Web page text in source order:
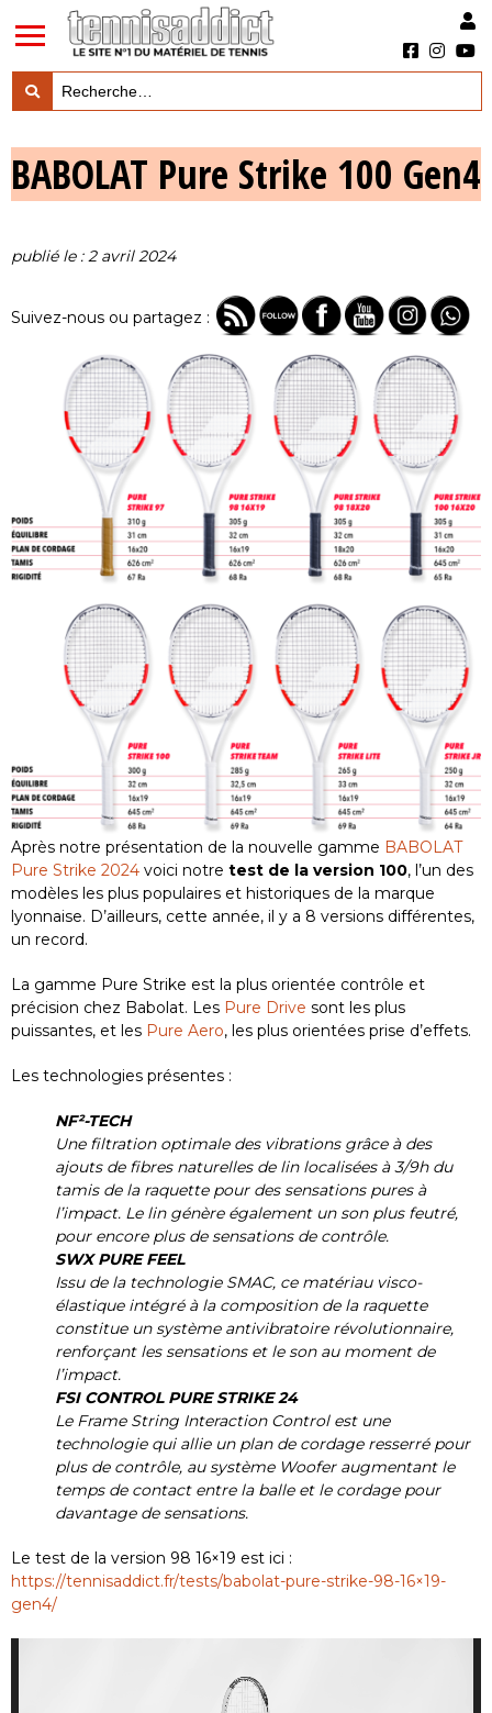
LES ACTUS MARQUES & PRODUITS 
LES GUIDES DU MATERIEL
BABOLAT Pure Strike 100 Gen4
publié le : 2 avril 2024
Suivez-nous ou partagez :
Après notre présentation de la nouvelle gamme BABOLAT
Pure Strike 2024 voici notre test de la version 100, l’un des
modèles les plus populaires et historiques de la marque
lyonnaise. D’ailleurs, cette année, il y a 8 versions différentes,
un record.
La gamme Pure Strike est la plus orientée contrôle et
précision chez Babolat. Les Pure Drive sont les plus
puissantes, et les Pure Aero, les plus orientées prise d’effets.
Les technologies présentes :
NF²-TECH
Une filtration optimale des vibrations grâce à des
ajouts de fibres naturelles de lin localisées à 3/9h du
tamis de la raquette pour des sensations pures à
l’impact. Le lin génère également un son plus feutré,
pour encore plus de sensations de contrôle.
SWX PURE FEEL
Issu de la technologie SMAC, ce matériau visco-
élastique intégré à la composition de la raquette
constitue un système antivibratoire révolutionnaire,
renforçant les sensations et le son au moment de
l’impact.
FSI CONTROL PURE STRIKE 24
Le Frame String Interaction Control est une
technologie qui allie un plan de cordage resserré pour
plus de contrôle, au système Woofer augmentant le
temps de contact entre la balle et le cordage pour
davantage de sensations.
Le test de la version 98 16×19 est ici :
https://tennisaddict.fr/tests/babolat-pure-strike-98-16×19-
gen4/